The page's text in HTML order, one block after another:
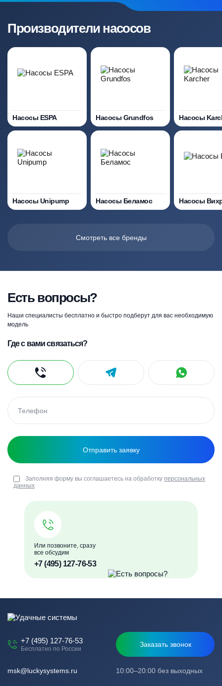
Производители насосов
Насосы ESPA Насосы Grundfos Насосы
Насосы Unipump Насосы Беламос Насосы
Смотреть все бренды
Есть вопросы?
Наши специалисты бесплатно и быстро подберут для вас необходимую
модель
Или позвоните, сразу
все обсудим
+7 (495) 127-76-53
Где с вами связаться?
Заполняя форму вы соглашаетесь на обработку персональных
данных
+7 (495) 127-76-53
Бесплатно по России
Заказать звонок
10:00–20:00 без выходных
msk@luckysystems.ru